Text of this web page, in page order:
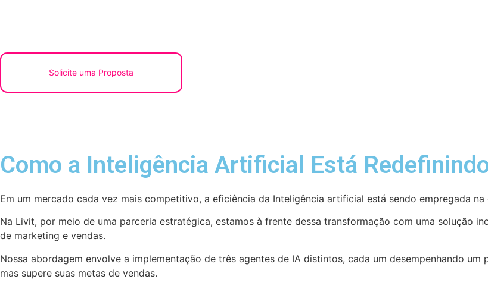
Solicite uma Proposta
Como a Inteligência Artificial Está
Em um mercado cada vez mais competitivo, a eficiência da Inteligência artificial está sendo empregada
Na Livit, por meio de uma parceria estratégica, estamos à frente dessa transformação com uma solução
de marketing e vendas.
Nossa abordagem envolve a implementação de três agentes de IA distintos, cada um desempenhando
mas supere suas metas de vendas.